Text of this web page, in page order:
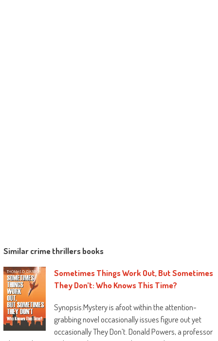
Similar crime thrillers books
Sometimes Things Work Out, But Sometimes
They Don’t: Who Knows This Time?
Synopsis:Mystery is afoot within the attention-
grabbing novel occasionally issues figure out yet
occasionally They Don’t. Donald Powers, a professor